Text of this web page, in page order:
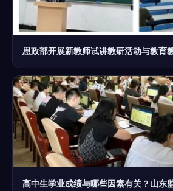
思政部开展新教师试讲教研活动与教育